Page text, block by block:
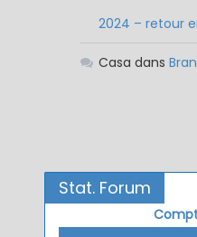
2024 – retour
Casa dans
Stat. Forum